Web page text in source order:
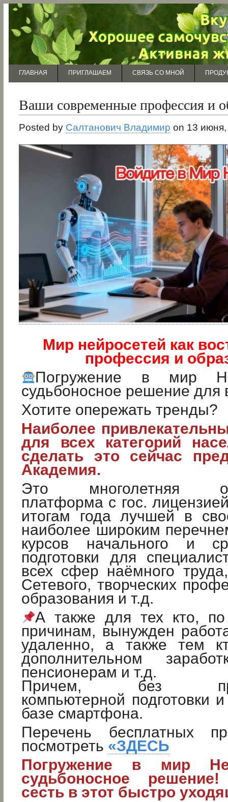
ГЛАВНАЯ ПРИГЛАШАЕМ СВЯЗЬ СО МНОЙ
Ваши современные профессия и
Posted by Салтанович Владимир on 13
Мир нейросетей как
профессия и
Погружение в мир
судьбоносное решение для
Хотите опережать тренды?
Наиболее
для всех категорий
сделать это сейчас
Академия.
Это многолетняя
платформа с гос.
итогам года лучшей в
наиболее широким
курсов начального и
подготовки для
всех сфер наёмного
Сетевого, творческих
образования и т.д.
А также для тех кто,
причинам, вынужден
удаленно, а также тем
дополнительном
пенсионерам и т.д.
Причем, без
компьютерной подготовки
базе смартфона.
Перечень бесплатных
посмотреть «ЗДЕСЬ
Погружение в мир
судьбоносное решение!
сесть в этот быстро